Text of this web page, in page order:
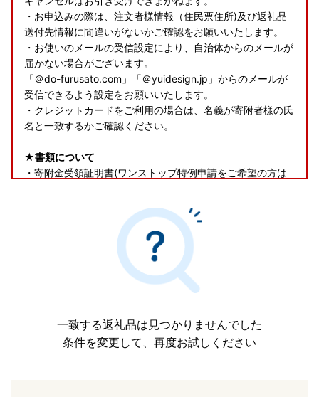
・お申込みの際は、注文者様情報（住民票住所)及び返礼品
送付先情報に間違いがないかご確認をお願いいたします。
・お使いのメールの受信設定により、自治体からのメールが
届かない場合がございます。
「＠do-furusato.com」「＠yuidesign.jp」からのメールが
受信できるよう設定をお願いいたします。
・クレジットカードをご利用の場合は、名義が寄附者様の氏
名と一致するかご確認ください。
★書類について
・寄附金受領証明書(ワンストップ特例申請をご希望の方は
「ワンストップ特例申請：希望する」と選択された場合でも
申請書類は同封せず、寄附金受領証明書のみの送付とさせて
あらかじめご了承ください。
◎ワンストップ特例申請書類の提出が確認できている
★返礼品について
・お受け取り日指定はできかねます。
一致する返礼品は見つかりませんでした
条件を変更して、再度お試しください